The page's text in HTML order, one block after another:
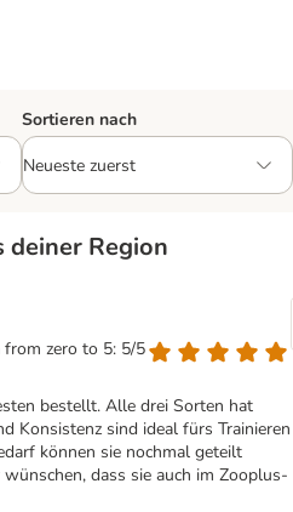
Sortieren nach
deiner Region
from zero to 5: 5/5
bestellt. Alle drei Sorten hat
Konsistenz sind ideal fürs Trainieren
können sie nochmal geteilt
dass sie auch im Zooplus-